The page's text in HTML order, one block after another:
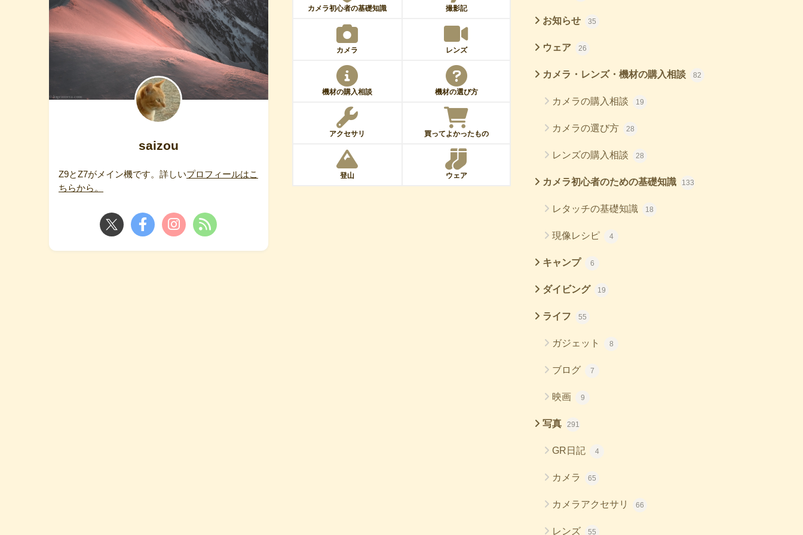
saizou
Z9とZ7がメイン機です。詳しいプロフィールはこ
ちらから。
カメラ初心者の基礎知識 撮影記
カメラ レンズ
機材の購入相談 機材の選び方
アクセサリ 買ってよかったもの
登山 ウェア
お知らせ 35
ウェア 26
カメラ・レンズ・機材の購入相談 82
カメラの購入相談 19
カメラの選び方 28
レンズの購入相談 28
カメラ初心者のための基礎知識 133
レタッチの基礎知識 18
現像レシピ 4
キャンプ 6
ダイビング 19
ライフ 55
ガジェット 8
ブログ 7
映画 9
写真 291
GR日記 4
カメラ 65
カメラアクセサリ 66
レンズ 55